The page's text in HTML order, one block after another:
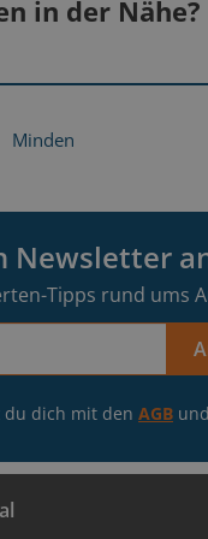
Weiter dem
in der Nähe?
Minden
Newsletter
Tipps rund ums
dich mit den AGB